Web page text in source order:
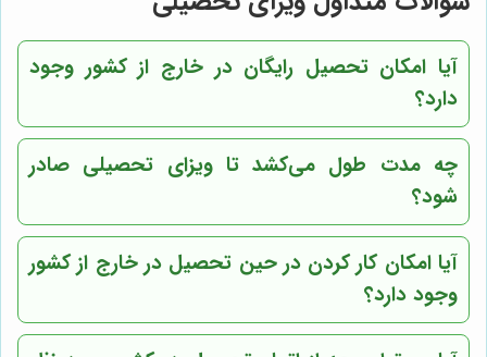
آیا امکان تحصیل رایگان در خارج از کشور وجود
دارد؟
چه مدت طول می‌کشد تا ویزای تحصیلی صادر
شود؟
آیا امکان کار کردن در حین تحصیل در خارج از کشور
وجود دارد؟